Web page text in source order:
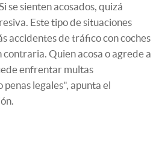
se sienten acosados, quizá
Este tipo de situaciones
accidentes de tráfico con coches
Quien acosa o agrede a
enfrentar multas
legales", apunta el